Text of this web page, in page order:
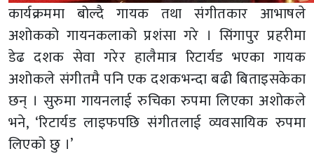
कार्यक्रममा बोल्दै गायक तथा संगीतकार आभाषले
अशोकको गायनकलाको प्रशंसा गरे । सिंगापुर प्रहरीमा
डेढ दशक सेवा गरेर हालैमात्र रिटार्यड भएका गायक
अशोकले संगीतमै पनि एक दशकभन्दा बढी बिताइसकेका
छन् । सुरुमा गायनलाई रुचिका रुपमा लिएका अशोकले
भने, ‘रिटार्यड लाइफपछि संगीतलाई व्यवसायिक रुपमा
लिएको छु ।’